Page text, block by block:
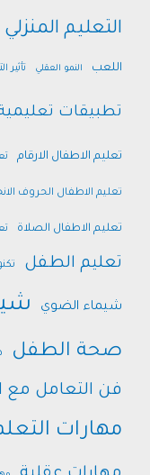
التعليم المنزلي
اللعب النمو العقلي تأثير
تطبيقات
تعليم الاطفال الارقام
تعليم الاطفال الحروف
تعليم الاطفال الصلاة
تعليم الطفل
شيماء الضوي
صحة الطفل
فن التعامل مع
مهارات